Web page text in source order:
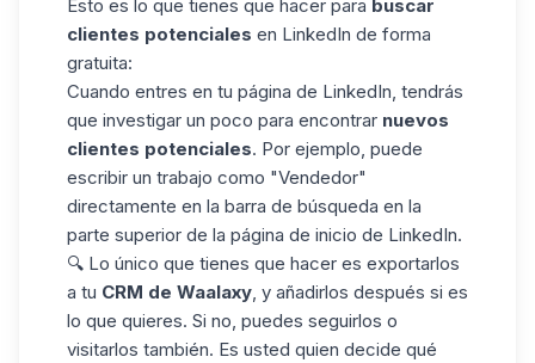
Esto es lo que tienes que hacer para buscar
clientes potenciales en LinkedIn de forma
gratuita:
Cuando entres en tu página de LinkedIn, tendrás
que investigar un poco para encontrar nuevos
clientes potenciales. Por ejemplo, puede
escribir un trabajo como "Vendedor"
directamente en la barra de búsqueda en la
parte superior de la página de inicio de LinkedIn.
🔍 Lo único que tienes que hacer es exportarlos
a tu CRM de Waalaxy , y añadirlos después si es
lo que quieres. Si no, puedes seguirlos o
visitarlos también. Es usted quien decide qué